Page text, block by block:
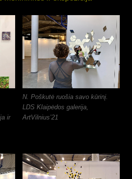
ir
N. Poškutė ruošia savo kūrinį.
LDS Klaipėdos galerija,
ArtVilnius’21